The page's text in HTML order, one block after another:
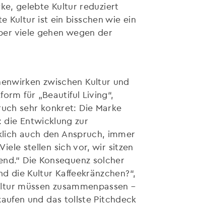
gelebte Kultur reduziert
Kultur ist ein bisschen wie ein
viele gehen wegen der
zwischen Kultur und
für „Beautiful Living“,
sehr konkret: Die Marke
die Entwicklung zur
auch den Anspruch, immer
stellen sich vor, wir sitzen
Die Konsequenz solcher
die Kultur Kaffeekränzchen?“,
müssen zusammenpassen –
und das tollste Pitchdeck